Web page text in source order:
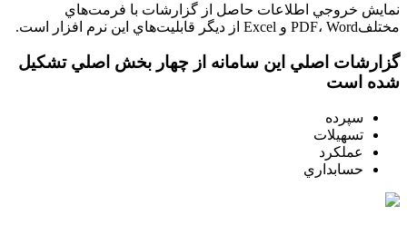
نمايش خروجي اطلاعات حاصل از گزارشات با فرمت‌هاي
مختلفPDF، Word و Excel از ديگر قابليت‌هاي اين نرم افزار است.
گزارشات اصلي اين سامانه از چهار بخش اصلي تشكيل
شده است
سپرده
تسهيلات
عملكرد
حسابداري